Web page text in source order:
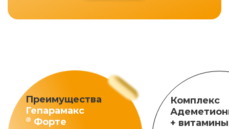
Преимущества
Гепарамакс
® Форте
Комплекс
+